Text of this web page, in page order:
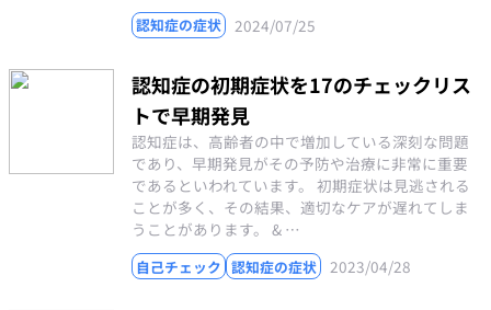
認知症の症状 2024/07/25
認知症の初期症状を17のチェックリス
トで早期発見
認知症は、高齢者の中で増加している深刻な問題
であり、早期発見がその予防や治療に非常に重要
であるといわれています。 初期症状は見逃される
ことが多く、その結果、適切なケアが遅れてしま
うことがあります。 & …
自己チェック 認知症の症状 2023/04/28